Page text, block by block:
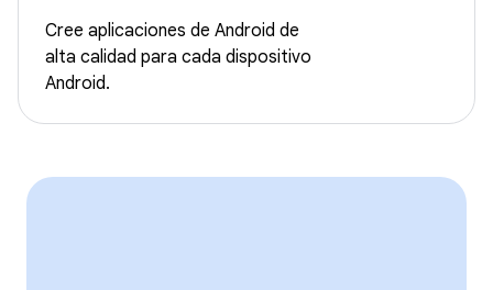
Cree aplicaciones de Android de
alta calidad para cada dispositivo
Android.